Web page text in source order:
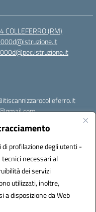
profilazione degli utenti -
necessari al
dei servizi
utilizzati, inoltre,
disposizione da Web
(RM)
e rigenerazione credenziali)